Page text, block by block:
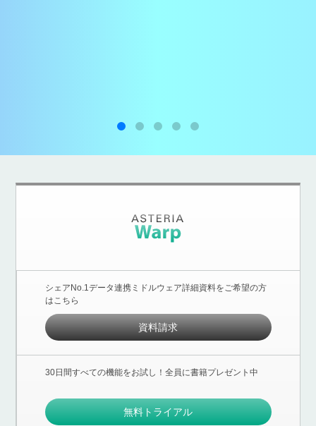
シェアNo.1データ連携ミドルウェア詳細資料をご希望の方
はこちら
資料請求
30日間すべての機能をお試し！全員に書籍プレゼント中
無料トライアル